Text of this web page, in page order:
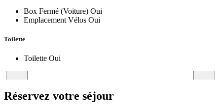
Box Fermé (Voiture) Oui
Emplacement Vélos Oui
Toilette
Toilette Oui
Réservez votre séjour